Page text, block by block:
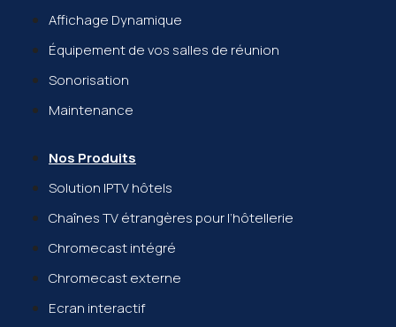
Affichage Dynamique
Équipement de vos salles de réunion
Sonorisation
Maintenance
Nos Produits
Solution IPTV hôtels
Chaînes TV étrangères pour l’hôtellerie
Chromecast intégré
Chromecast externe
Ecran interactif